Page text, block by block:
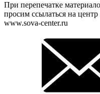
При перепечатке
просим ссылаться на
www.sova-center.ru